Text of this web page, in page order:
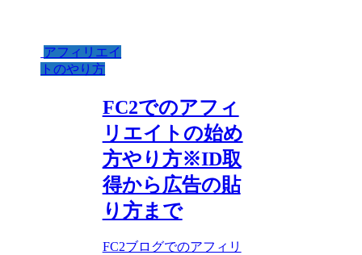
アフィリエイ
トのやり方
FC2でのアフィ
リエイトの始め
方やり方※ID取
得から広告の貼
り方まで
FC2ブログでのアフィリ